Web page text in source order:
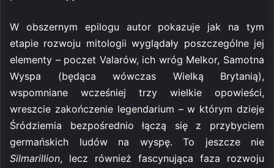
W obszernym epilogu autor pokazuje jak na tym
etapie rozwoju mitologii wyglądały poszczególne jej
elementy – poczet Valarów, ich wróg Melkor, Samotna
Wyspa (będąca wówczas Wielką Brytanią),
wspomniane wcześniej trzy wielkie opowieści,
wreszcie zakończenie legendarium – w którym dzieje
Śródziemia bezpośrednio łączą się z przybyciem
germańskich ludów na wyspę. To jeszcze nie
Silmarillion, lecz również fascynująca faza rozwoju